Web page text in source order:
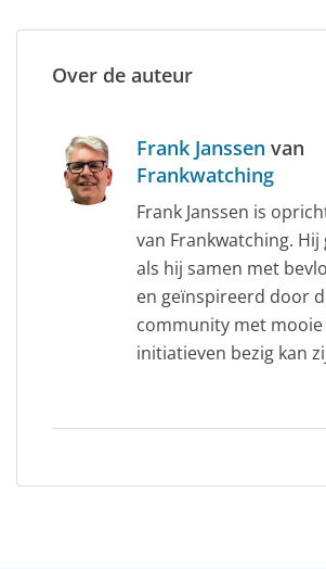
Over de auteur
Frank Janssen van
Frankwatching
Frank Janssen is
van Frankwatching.
als hij samen met
en geïnspireerd door
community met
initiatieven bezig kan